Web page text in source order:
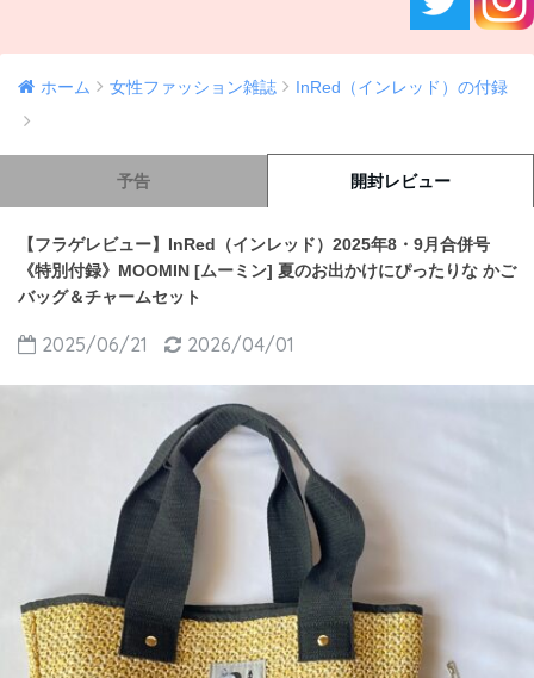
ホーム 女性ファッション雑誌 InRed（インレッド）の付録
予告 開封レビュー
【フラゲレビュー】InRed（インレッド）2025年8・9月合併号
《特別付録》MOOMIN [ムーミン] 夏のお出かけにぴったりな かご
バッグ＆チャームセット
2025/06/21 2026/04/01